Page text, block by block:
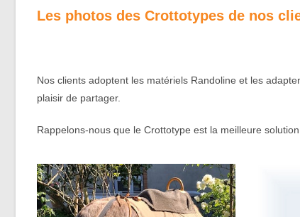
Les photos des Crottotypes de nos
Nos clients adoptent les matériels Randoline et les
plaisir de partager.
Rappelons-nous que le Crottotype est la meilleure